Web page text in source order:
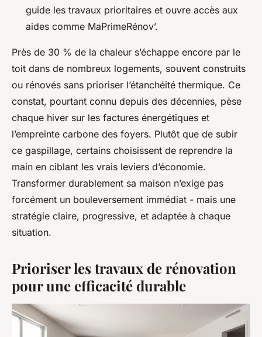
guide les travaux prioritaires et ouvre accès aux
aides comme MaPrimeRénov’.
Près de 30 % de la chaleur s’échappe encore par le
toit dans de nombreux logements, souvent construits
ou rénovés sans prioriser l’étanchéité thermique. Ce
constat, pourtant connu depuis des décennies, pèse
chaque hiver sur les factures énergétiques et
l’empreinte carbone des foyers. Plutôt que de subir
ce gaspillage, certains choisissent de reprendre la
main en ciblant les vrais leviers d’économie.
Transformer durablement sa maison n’exige pas
forcément un bouleversement immédiat - mais une
stratégie claire, progressive, et adaptée à chaque
situation.
Prioriser les travaux de rénovation
pour une efficacité durable